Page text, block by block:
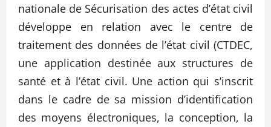
nationale de Sécurisation des actes d’état civil
développe en relation avec le centre de
traitement des données de l’état civil (CTDEC,
une application destinée aux structures de
santé et à l’état civil. Une action qui s’inscrit
dans le cadre de sa mission d’identification
des moyens électroniques, la conception, la